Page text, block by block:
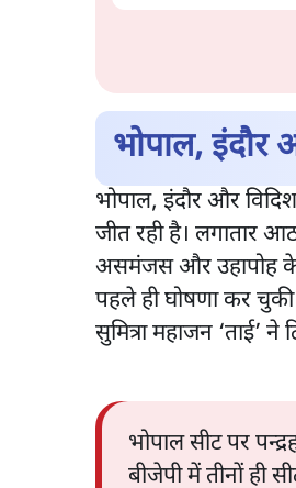
भोपाल,
भोपाल, इंदौर और
जीत रही है। लगातार
असमंजस और उहापोह के
पहले ही घोषणा कर
सुमित्रा महाजन
भोपाल सीट पर
बीजेपी में तीनों ही